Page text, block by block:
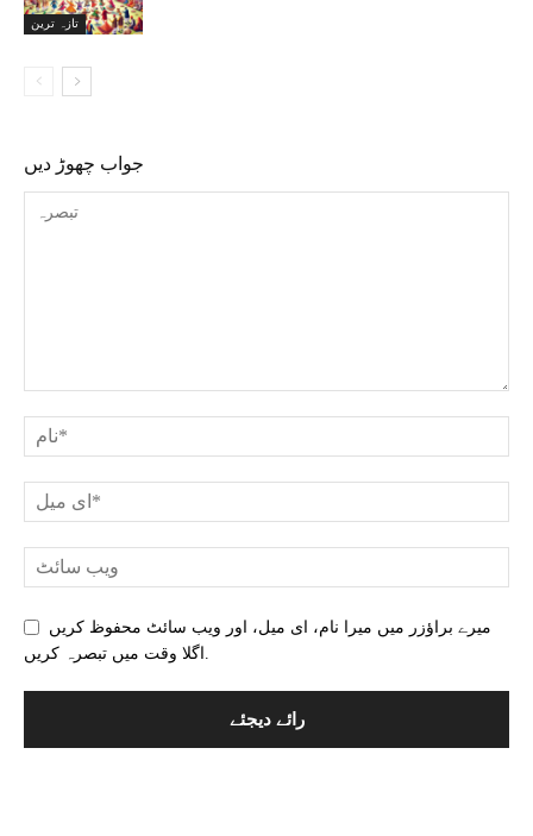
تازہ ترین
جواب چھوڑ دیں
میرے براؤزر میں میرا نام، ای میل، اور ویب سائٹ محفوظ کریں